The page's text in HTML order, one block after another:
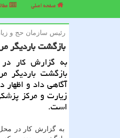
صفحه اصلی
رئیس سازمان حج و
بازگشت باردیگر
به گزارش کار
بازگشت باردیگر
آگاهی داد و
زیارت و مرکز
است.
به گزارش کار در